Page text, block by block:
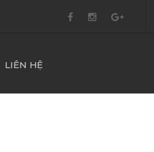
LIÊN HỆ